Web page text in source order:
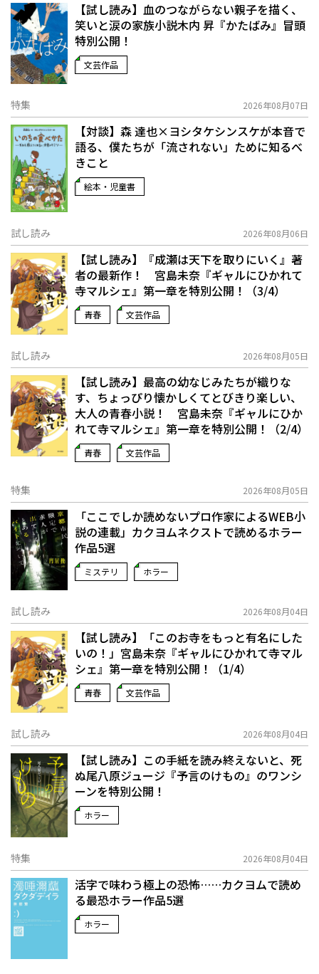
【試し読み】血のつながらない親子を描く、
笑いと涙の家族小説――木内 昇『かたばみ』冒頭
特別公開！
文芸作品
特集 2026年08月07日
【対談】森 達也×ヨシタケシンスケが本音で
語る、僕たちが「流されない」ために知るべ
きこと
絵本・児童書
試し読み 2026年08月06日
【試し読み】『成瀬は天下を取りにいく』著
者の最新作！ 宮島未奈『ギャルにひかれて
寺マルシェ』第一章を特別公開！（3/4）
青春 文芸作品
試し読み 2026年08月05日
【試し読み】最高の幼なじみたちが織りな
す、ちょっぴり懐かしくてとびきり楽しい、
大人の青春小説！ 宮島未奈『ギャルにひか
れて寺マルシェ』第一章を特別公開！（2/4）
青春 文芸作品
特集 2026年08月05日
「ここでしか読めないプロ作家によるWEB小
説の連載」――カクヨムネクストで読めるホラー
作品5選
ミステリ ホラー
試し読み 2026年08月04日
【試し読み】「このお寺をもっと有名にした
いの！」宮島未奈『ギャルにひかれて寺マル
シェ』第一章を特別公開！（1/4）
青春 文芸作品
試し読み 2026年08月04日
【試し読み】この手紙を読み終えないと、死
ぬ――尾八原ジュージ『予言のけもの』のワンシ
ーンを特別公開！
ホラー
特集 2026年08月04日
活字で味わう極上の恐怖……カクヨムで読め
る最恐ホラー作品5選
ホラー